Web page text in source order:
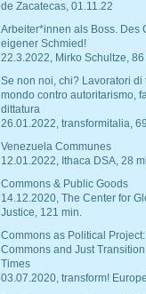
de Zacatecas, 01.11.22
Arbeiter*innen als Boss. Des
eigener Schmied!
22.3.2022, Mirko Schultze, 86
Se non noi, chi? Lavoratori di
mondo contro autoritarismo,
dittatura
26.01.2022, transformitalia,
Venezuela Communes
12.01.2022, Ithaca DSA, 28
Commons & Public Goods
14.12.2020, The Center for
Justice, 121 min.
Commons as Political Project:
Commons and Just
Times
03.07.2020, transform!